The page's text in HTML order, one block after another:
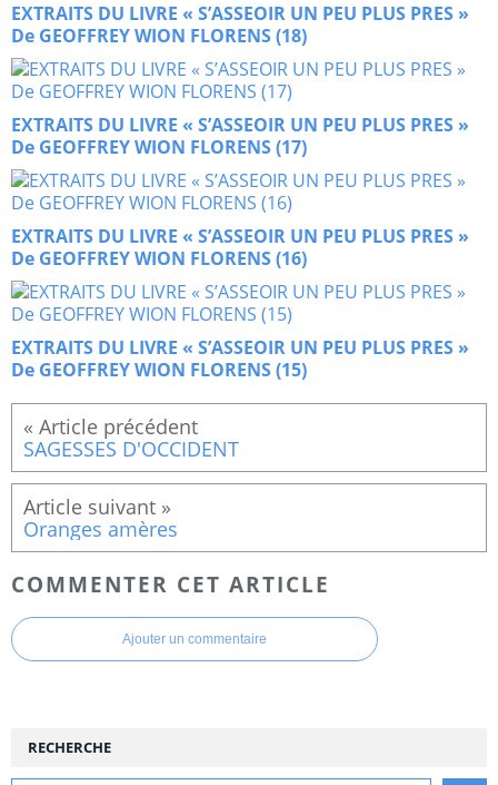
EXTRAITS DU LIVRE « S’ASSEOIR UN PEU PLUS PRES »
De GEOFFREY WION FLORENS (18)
EXTRAITS DU LIVRE « S’ASSEOIR UN PEU PLUS PRES »
De GEOFFREY WION FLORENS (17)
EXTRAITS DU LIVRE « S’ASSEOIR UN PEU PLUS PRES »
De GEOFFREY WION FLORENS (16)
EXTRAITS DU LIVRE « S’ASSEOIR UN PEU PLUS PRES »
De GEOFFREY WION FLORENS (15)
SAGESSES D'OCCIDENT
Oranges amères
COMMENTER CET ARTICLE
Ajouter un commentaire
RECHERCHE